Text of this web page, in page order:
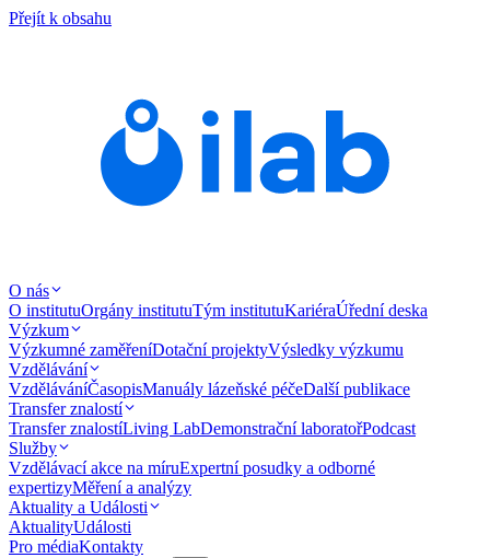
Přejít k obsahu
O nás
O institutuOrgány institutuTým institutuKariéraÚřední deska
Výzkum
Výzkumné zaměřeníDotační projektyVýsledky výzkumu
Vzdělávání
VzděláváníČasopisManuály lázeňské péčeDalší publikace
Transfer znalostí
Transfer znalostíLiving LabDemonstrační laboratořPodcast
Služby
Vzdělávací akce na míruExpertní posudky a odborné
expertizyMěření a analýzy
Aktuality a Události
AktualityUdálosti
Pro médiaKontakty